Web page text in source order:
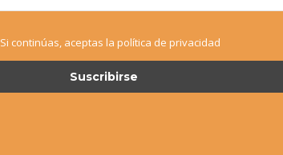
Si continúas, aceptas la política de privacidad